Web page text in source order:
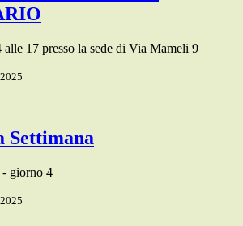
17 presso la sede di Via Mameli 9
Settimana
- giorno 4